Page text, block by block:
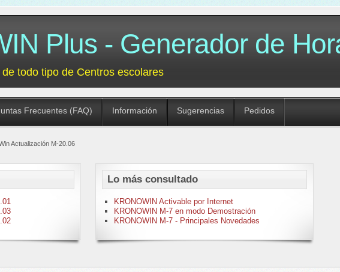
Plus - Generador de
todo tipo de Centros escolares
Frecuentes (FAQ) Información Sugerencias Pedidos
Actualización M-20.06
Lo más consultado
KRONOWIN Activable por Internet
KRONOWIN M-7 en modo Demostración
KRONOWIN M-7 - Principales Novedades